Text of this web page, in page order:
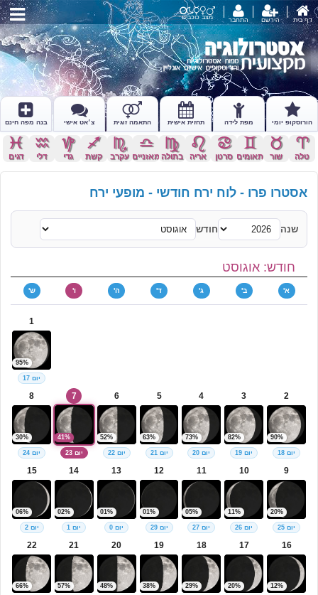
דף בית הירשם התחבר מצב כוכבים
הורוסקופ יומי מפת לידה תחזית אישית התאמה זוגית צ׳אט אישי בנה מפה חינם
a
טלה
s
שור
d
תאומים
f
סרטן
g
אריה
h
בתולה
j
מאזניים
k
עקרב
l
קשת
z
גדי
x
דלי
c
דגים
אסטרו פרו - לוח ירח חודשי - מופעי ירח
שנה חודש
חודש: אוגוסט
א' ב' ג' ד' ה' ו' ש'
1
95%
יום 17
2
90%
יום 18
3
82%
יום 19
4
73%
יום 20
5
63%
יום 21
6
52%
יום 22
7
41%
יום 23
8
30%
יום 24
9
20%
יום 25
10
11%
יום 26
11
05%
יום 27
12
01%
יום 29
13
01%
יום 0
14
02%
יום 1
15
06%
יום 2
16
12%
17
20%
18
29%
19
38%
20
48%
21
57%
22
66%